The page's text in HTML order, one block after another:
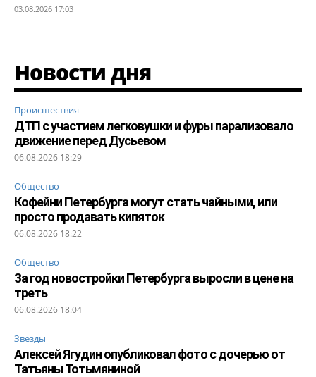
03.08.2026 17:03
Новости дня
Происшествия
ДТП с участием легковушки и фуры парализовало
движение перед Дусьевом
06.08.2026 18:29
Общество
Кофейни Петербурга могут стать чайными, или
просто продавать кипяток
06.08.2026 18:22
Общество
За год новостройки Петербурга выросли в цене на
треть
06.08.2026 18:04
Звезды
Алексей Ягудин опубликовал фото с дочерью от
Татьяны Тотьмяниной